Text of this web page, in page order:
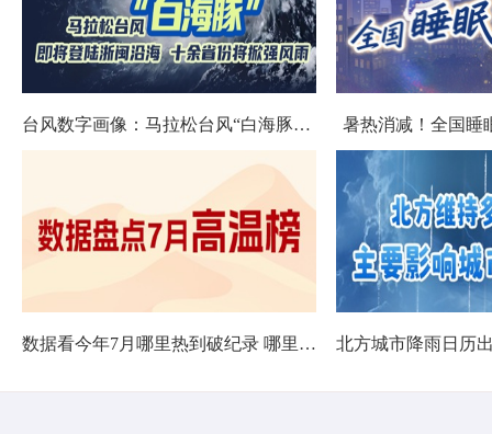
台风数字画像：马拉松台风“白海豚”将影响十余省份 暑热消减！全国睡
数据看今年7月哪里热到破纪录 哪里暑热连轴转